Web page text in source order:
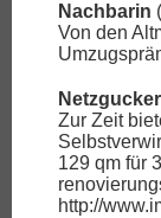
Nachbarin
Von den
Netzgucker
Zur Zeit
129 qm für
http://